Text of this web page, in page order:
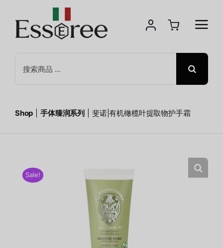
content
for:
Shop 手体臻润系列 斐诺|有机橄榄叶提取物护手霜
Sale!